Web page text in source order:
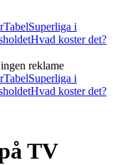
TabelSuperliga i
Hvad koster det?
reklame
TabelSuperliga i
Hvad koster det?
TV